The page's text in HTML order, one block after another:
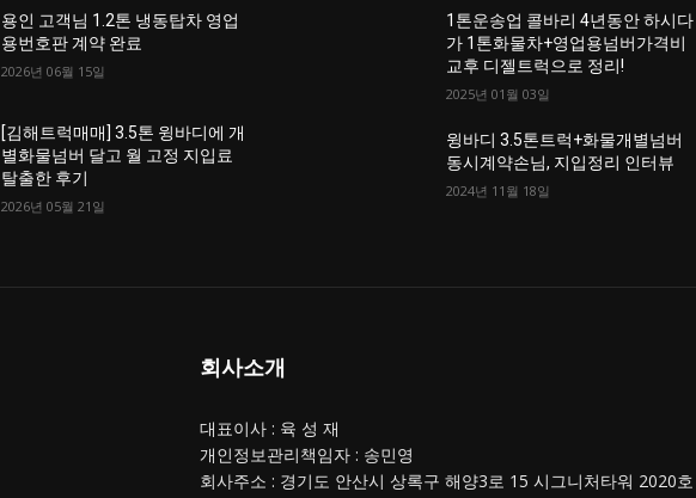
용인 고객님 1.2톤 냉동탑차 영업
용번호판 계약 완료
2026년 06월 15일
[김해트럭매매] 3.5톤 윙바디에 개
별화물넘버 달고 월 고정 지입료
탈출한 후기
2026년 05월 21일
1톤운송업 콜바리 4년동안 하시다
가 1톤화물차+영업용넘버가격비
교후 디젤트럭으로 정리!
2025년 01월 03일
윙바디 3.5톤트럭+화물개별넘버
동시계약손님, 지입정리 인터뷰
2024년 11월 18일
회사소개
대표이사 : 육 성 재
개인정보관리책임자 : 송민영
회사주소 : 경기도 안산시 상록구 해양3로 15 시그니처타워 2020호